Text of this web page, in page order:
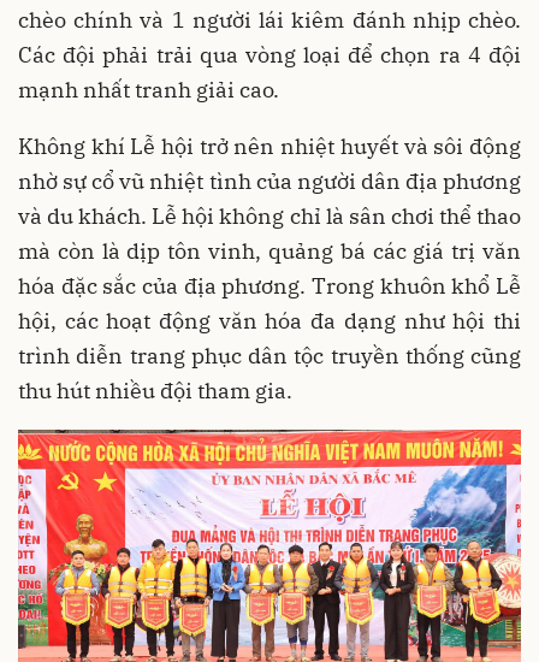
chèo chính và 1 người lái kiêm đánh nhịp chèo.
Các đội phải trải qua vòng loại để chọn ra 4 đội
mạnh nhất tranh giải cao.
Không khí Lễ hội trở nên nhiệt huyết và sôi động
nhờ sự cổ vũ nhiệt tình của người dân địa phương
và du khách. Lễ hội không chỉ là sân chơi thể thao
mà còn là dịp tôn vinh, quảng bá các giá trị văn
hóa đặc sắc của địa phương. Trong khuôn khổ Lễ
hội, các hoạt động văn hóa đa dạng như hội thi
trình diễn trang phục dân tộc truyền thống cũng
thu hút nhiều đội tham gia.